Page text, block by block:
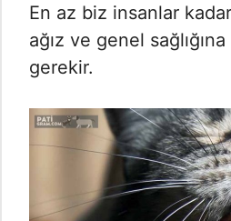
En az biz insanlar
ağız ve genel
gerekir.